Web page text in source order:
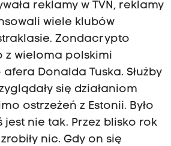
reklamy w TVN, reklamy
wiele klubów
Zondacrypto
z wieloma polskimi
Donalda Tuska. Służby
się działaniom
ostrzeżeń z Estonii. Było
jest nie tak. Przez blisko rok
nic. Gdy on się